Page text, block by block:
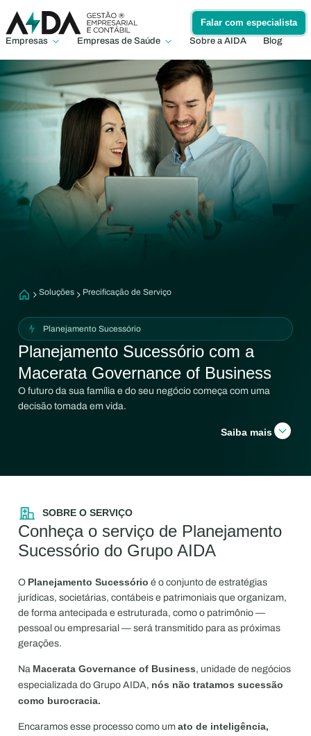
Empresas Empresas de Saúde Sobre a AIDA Blog
Falar com especialista
Soluções Precificação de Serviço
Planejamento Sucessório
Planejamento Sucessório com a
Macerata Governance of Business
O futuro da sua família e do seu negócio começa com uma
decisão tomada em vida.
Saiba mais
SOBRE O SERVIÇO
Conheça o serviço de Planejamento
Sucessório do Grupo AIDA
O Planejamento Sucessório é o conjunto de estratégias
jurídicas, societárias, contábeis e patrimoniais que organizam,
de forma antecipada e estruturada, como o patrimônio —
pessoal ou empresarial — será transmitido para as próximas
gerações.
Na Macerata Governance of Business, unidade de negócios
especializada do Grupo AIDA, nós não tratamos sucessão
como burocracia.
Encaramos esse processo como um ato de inteligência,